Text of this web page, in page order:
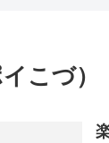
こづ）